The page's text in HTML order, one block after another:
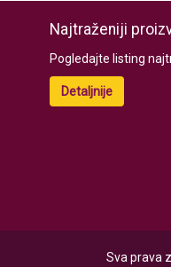
Najtraženiji
Pogledajte listing
Detaljnije
Sva prava